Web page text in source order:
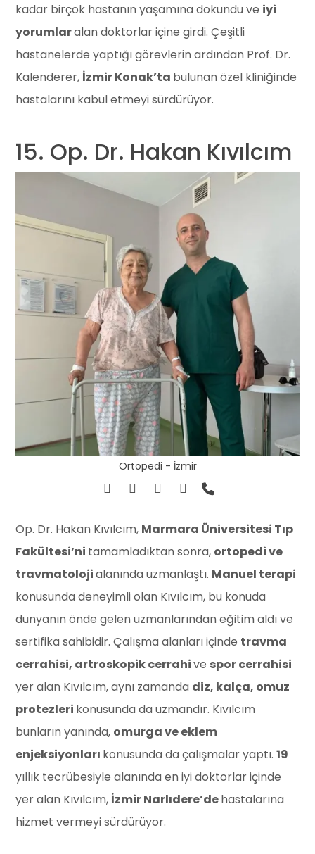
kadar birçok hastanın yaşamına dokundu ve iyi
yorumlaralan doktorlar içine girdi. Çeşitli
hastanelerde yaptığı görevlerin ardından Prof. Dr.
Kalenderer, İzmir Konak’ta bulunan özel kliniğinde
hastalarını kabul etmeyi sürdürüyor.
15. Op. Dr. Hakan Kıvılcım
Ortopedi - İzmir
Op. Dr. Hakan Kıvılcım, Marmara Üniversitesi Tıp
Fakültesi’ni tamamladıktan sonra, ortopedi ve
travmatolojialanında uzmanlaştı. Manuel terapi
konusunda deneyimli olan Kıvılcım, bu konuda
dünyanın önde gelen uzmanlarından eğitim aldı ve
sertifika sahibidir. Çalışma alanları içinde travma
cerrahisi, artroskopik cerrahive spor cerrahisi
yer alan Kıvılcım, aynı zamanda diz, kalça, omuz
protezleri konusunda da uzmandır. Kıvılcım
bunların yanında, omurga ve eklem
enjeksiyonları konusunda da çalışmalar yaptı.19
yıllık tecrübesiyle alanında en iyi doktorlar içinde
yer alan Kıvılcım, İzmir Narlıdere’dehastalarına
hizmet vermeyi sürdürüyor.